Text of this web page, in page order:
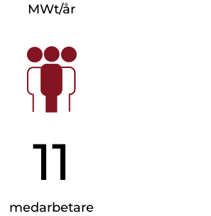
MWt/år
11
medarbetare